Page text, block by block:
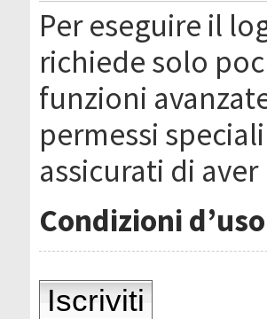
Per eseguire il
richiede solo
funzioni
permessi
assicurati di
Condizioni d’uso
Iscriviti